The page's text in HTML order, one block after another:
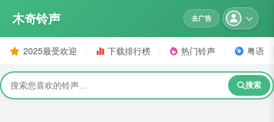
木奇铃声 去广告
2025最受欢迎 下载排行榜 热门铃声 粤语
搜索